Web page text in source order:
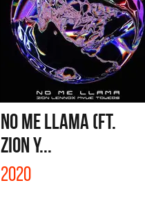
NO ME LLAMA (FT.
ZION Y...
2020